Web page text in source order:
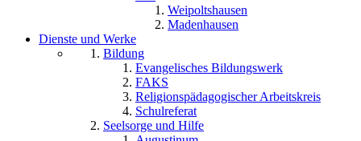
Weipoltshausen
Madenhausen
Dienste und Werke
Bildung
Evangelisches Bildungswerk
FAKS
Religionspädagogischer Arbeitskreis
Schulreferat
Seelsorge und Hilfe